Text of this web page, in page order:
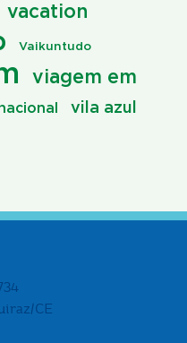
vacation
Vaikuntudo
viagem em
vila azul
CE